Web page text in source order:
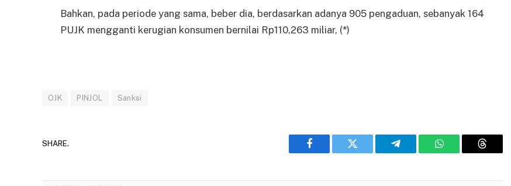
Bahkan, pada periode yang sama, beber dia, berdasarkan adanya 905 pengaduan, sebanyak 164
PUJK mengganti kerugian konsumen bernilai Rp110,263 miliar, (*)
OJK PINJOL Sanksi
SHARE.
Facebook Twitter Telegram WhatsAppThreads